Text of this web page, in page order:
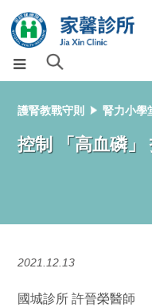
護腎教戰守則 腎力小學
控制 「高血磷」
2021.12.13
國城診所 許晉榮醫師